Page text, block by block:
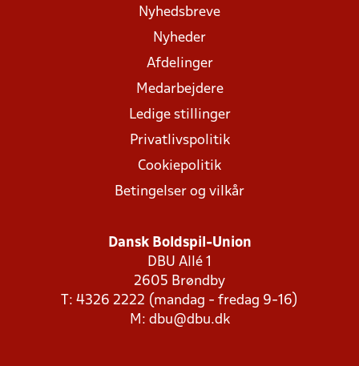
Nyhedsbreve
Nyheder
Afdelinger
Medarbejdere
Ledige stillinger
Privatlivspolitik
Cookiepolitik
Betingelser og vilkår
Dansk Boldspil-Union
DBU Allé 1
2605 Brøndby
T: 4326 2222 (mandag - fredag 9-16)
M: dbu@dbu.dk